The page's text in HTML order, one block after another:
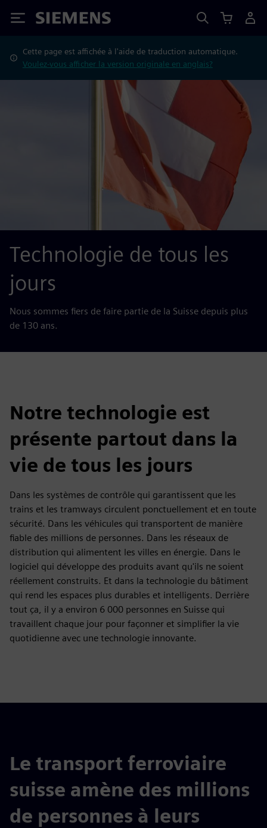
Siemens
Cette page est affichée à l'aide de traduction automatique.
Voulez-vous afficher la version originale en anglais?
Technologie de tous les
jours
Nous sommes fiers de faire partie de la Suisse depuis plus
de 130 ans.
Notre technologie est
présente partout dans la
vie de tous les jours
Dans les systèmes de contrôle qui garantissent que les
trains et les tramways circulent ponctuellement et en toute
sécurité. Dans les véhicules qui transportent de manière
fiable des millions de personnes. Dans les réseaux de
distribution qui alimentent les villes en énergie. Dans le
logiciel qui développe des produits avant qu'ils ne soient
réellement construits. Et dans la technologie du bâtiment
qui rend les espaces plus durables et intelligents. Derrière
tout ça, il y a environ 6 000 personnes en Suisse qui
travaillent chaque jour pour façonner et simplifier la vie
quotidienne avec une technologie innovante.
Le transport ferroviaire
suisse amène des millions
de personnes à leurs